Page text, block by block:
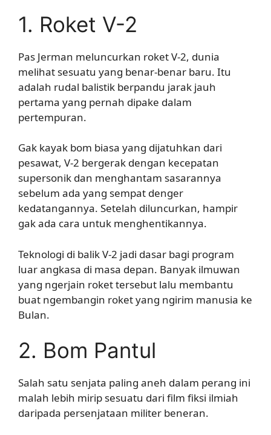
1. Roket V-2
Pas Jerman meluncurkan roket V-2, dunia
melihat sesuatu yang benar-benar baru. Itu
adalah rudal balistik berpandu jarak jauh
pertama yang pernah dipake dalam
pertempuran.
Gak kayak bom biasa yang dijatuhkan dari
pesawat, V-2 bergerak dengan kecepatan
supersonik dan menghantam sasarannya
sebelum ada yang sempat denger
kedatangannya. Setelah diluncurkan, hampir
gak ada cara untuk menghentikannya.
Teknologi di balik V-2 jadi dasar bagi program
luar angkasa di masa depan. Banyak ilmuwan
yang ngerjain roket tersebut lalu membantu
buat ngembangin roket yang ngirim manusia ke
Bulan.
2. Bom Pantul
Salah satu senjata paling aneh dalam perang ini
malah lebih mirip sesuatu dari film fiksi ilmiah
daripada persenjataan militer beneran.